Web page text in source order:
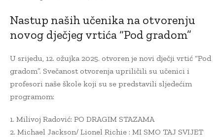
Nastup naših učenika na otvorenju
novog dječjeg vrtića “Pod gradom”
U srijedu, 12. ožujka 2025. otvoren je novi dječji vrtić “Pod
gradom”. Svečanost otvorenja upriličili su učenici i
profesori naše škole koji su se predstavili sljedećim
programom:
1. Milivoj Radović: PO DRAGIM STAZAMA
2. Michael Jackson/ Lionel Richie : MI SMO TAJ SVIJET